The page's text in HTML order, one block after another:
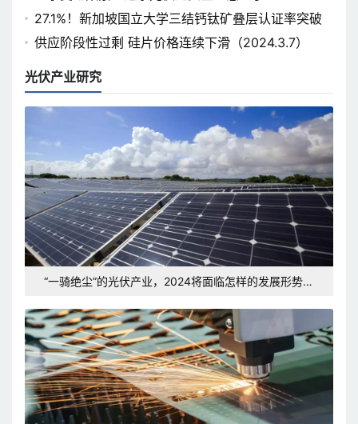
27.1%！新加坡国立大学三结钙钛矿叠层认证率突破
供应阶段性过剩 硅片价格连续下滑（2024.3.7）
光伏产业研究
“一骑绝尘”的光伏产业，2024将面临怎样的发展形势和